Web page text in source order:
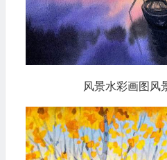
风景水彩画图风